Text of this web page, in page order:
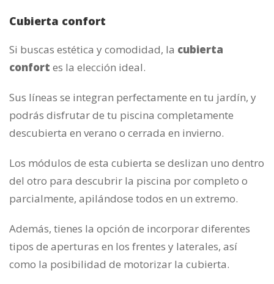
Cubierta confort
Si buscas estética y comodidad, la cubierta
confort es la elección ideal.
Sus líneas se integran perfectamente en tu jardín, y
podrás disfrutar de tu piscina completamente
descubierta en verano o cerrada en invierno.
Los módulos de esta cubierta se deslizan uno dentro
del otro para descubrir la piscina por completo o
parcialmente, apilándose todos en un extremo.
Además, tienes la opción de incorporar diferentes
tipos de aperturas en los frentes y laterales, así
como la posibilidad de motorizar la cubierta.